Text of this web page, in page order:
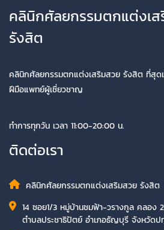
คลินิกศัลยกรรมตกแต่งเส
รังสิต
คลินิกศัลยกรรมตกแต่งเสริมสวย รังสิต ที่สุด
ฝีมือแพทย์ผู้เชี่ยวชาญ
ทำการทุกวัน เวลา 11:00-20:00 น.
ติดต่อเรา
คลินิกศัลยกรรมตกแต่งเสริมสวย รังสิต
14 ซอย1/3 หมู่บ้านชมฟ้า-วรางกูล คลอง
ตำบลประชาธิปัตย์ อำเภอธัญบุรี จังหวัดปทุ